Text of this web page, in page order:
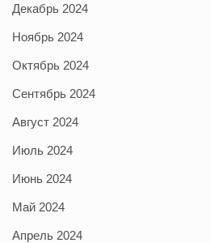
Декабрь 2024
Ноябрь 2024
Октябрь 2024
Сентябрь 2024
Август 2024
Июль 2024
Июнь 2024
Май 2024
Апрель 2024